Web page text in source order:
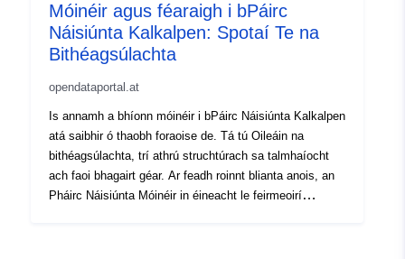
Móinéir agus féaraigh i bPáirc
Náisiúnta Kalkalpen: Spotaí Te na
Bithéagsúlachta
opendataportal.at
Is annamh a bhíonn móinéir i bPáirc Náisiúnta Kalkalpen
atá saibhir ó thaobh foraoise de. Tá tú Oileáin na
bithéagsúlachta, trí athrú struchtúrach sa talmhaíocht
ach faoi bhagairt géar. Ar feadh roinnt blianta anois, an
Pháirc Náisiúnta Móinéir in éineacht le feirmeoirí